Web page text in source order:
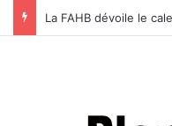
La FAHB dévoile le